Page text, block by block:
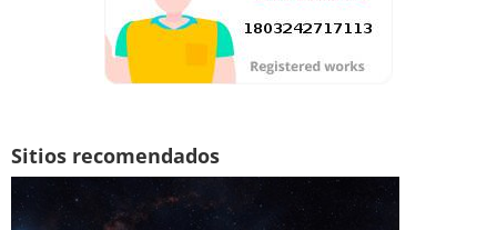
Sitios recomendados